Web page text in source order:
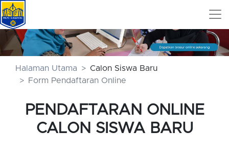
Halaman Utama
Calon Siswa Baru
Form Pendaftaran Online
PENDAFTARAN ONLINE
CALON SISWA BARU